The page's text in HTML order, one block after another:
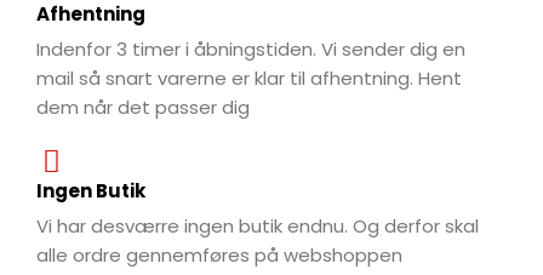
Afhentning
Indenfor 3 timer i åbningstiden. Vi sender dig en
mail så snart varerne er klar til afhentning. Hent
dem når det passer dig
Ingen Butik
Vi har desværre ingen butik endnu. Og derfor skal
alle ordre gennemføres på webshoppen